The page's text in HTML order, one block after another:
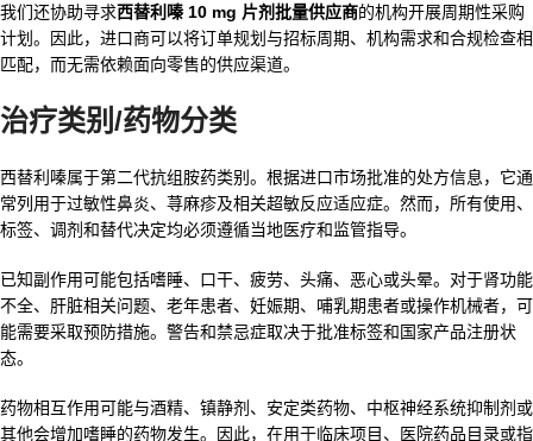
我们还协助寻求西替利嗪 10 mg 片剂批量供应商的机构开展周期性采购
计划。因此，进口商可以将订单规划与招标周期、机构需求和合规检查相
匹配，而无需依赖面向零售的供应渠道。
治疗类别/药物分类
西替利嗪属于第二代抗组胺药类别。根据进口市场批准的处方信息，它通
常列用于过敏性鼻炎、荨麻疹及相关超敏反应适应症。然而，所有使用、
标签、调剂和替代决定均必须遵循当地医疗和监管指导。
已知副作用可能包括嗜睡、口干、疲劳、头痛、恶心或头晕。对于肾功能
不全、肝脏相关问题、老年患者、妊娠期、哺乳期患者或操作机械者，可
能需要采取预防措施。警告和禁忌症取决于批准标签和国家产品注册状
态。
药物相互作用可能与酒精、镇静剂、安定类药物、中枢神经系统抑制剂或
其他会增加嗜睡的药物发生。因此，在用于临床项目、医院药品目录或指